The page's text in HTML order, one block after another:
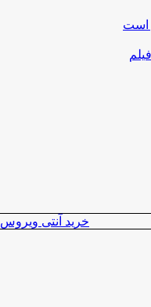
است
خرید آنتی ویروس